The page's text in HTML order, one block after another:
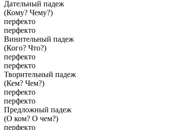
Дательный падеж
(Кому? Чему?)
перфекто
перфекто
Винительный падеж
(Кого? Что?)
перфекто
перфекто
Творительный падеж
(Кем? Чем?)
перфекто
перфекто
Предложный падеж
(О ком? О чем?)
перфекто